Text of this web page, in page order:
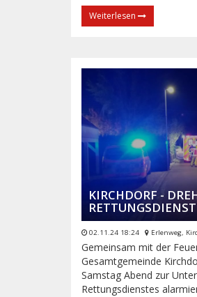
Weiterlesen
KIRCHDORF -
RETTUNGSDIENST
02.11.24 18:24 Erlenweg,
Gemeinsam mit der
Gesamtgemeinde
Samstag Abend zur
Rettungsdienstes